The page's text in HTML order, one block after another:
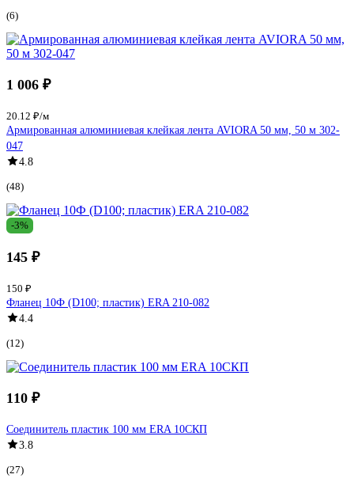
(6)
1 006 ₽
20.12 ₽/м
Армированная алюминиевая клейкая лента AVIORA 50 мм, 50 м 302-
047
4.8
(48)
-3%
145 ₽
150 ₽
Фланец 10Ф (D100; пластик) ERA 210-082
4.4
(12)
110 ₽
Соединитель пластик 100 мм ERA 10СКП
3.8
(27)